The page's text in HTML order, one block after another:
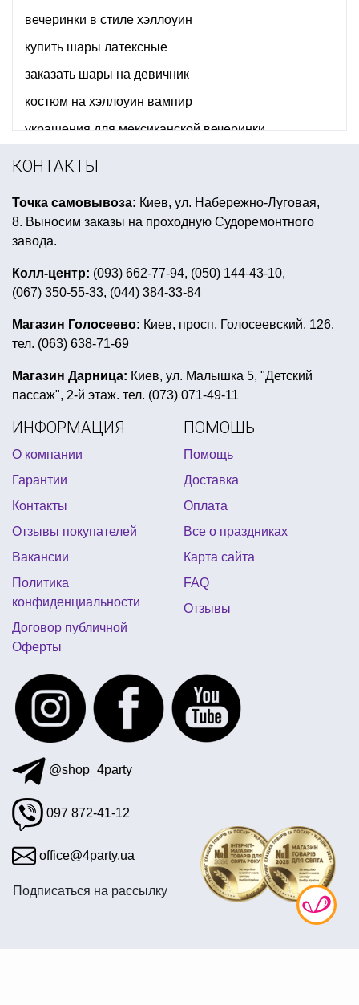
вечеринки в стиле хэллоуин
купить шары латексные
заказать шары на девичник
костюм на хэллоуин вампир
украшения для мексиканской вечеринки
конфетти для воздушных шаров
шуточный подарок на девичник
принцесса день рождения
фонарики в небо купить киев
подарок ко дню независимости
шары фольгированные круглые
вечеринка в стиле диско пати
купить свечу новогоднюю линколуны шары
купить воздушные шарики в форме мультфильм
корона карнавальная купить
фата для девичника киев
сексуальные подарки к 8 марта
пиньята интернет магазин
украшение зала
все для праздника магазин праздничных товаров
все для хэллоуина киев
купить все для вечеринки baby shower украина
хэллоуин скелет
пригласительные на праздник
фольгированные шары фигуры
вечеринка пивная
КОНТАКТЫ
Точка самовывоза: Киев, ул. Набережно-Луговая,
8. Выносим заказы на проходную Судоремонтного
завода.
Колл-центр: (093) 662-77-94, (050) 144-43-10,
(067) 350-55-33, (044) 384-33-84
Магазин Голосеево: Киев, просп. Голосеевский, 126.
тел. (063) 638-71-69
Магазин Дарница: Киев, ул. Малышка 5, "Детский
пассаж", 2-й этаж. тел. (073) 071-49-11
ИНФОРМАЦИЯ
О компании
Гарантии
Контакты
Отзывы покупателей
Вакансии
Политика
конфиденциальности
Договор публичной
Оферты
ПОМОЩЬ
Помощь
Доставка
Оплата
Все о праздниках
Карта сайта
FAQ
Отзывы
@shop_4party
097 872-41-12
office@4party.ua
Подписаться на рассылку